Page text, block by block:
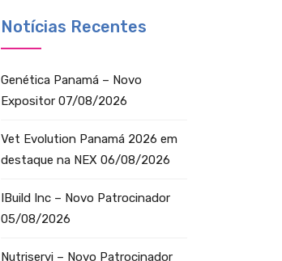
Notícias Recentes
Genética Panamá – Novo
Expositor 07/08/2026
Vet Evolution Panamá 2026 em
destaque na NEX 06/08/2026
IBuild Inc – Novo Patrocinador
05/08/2026
Nutriservi – Novo Patrocinador